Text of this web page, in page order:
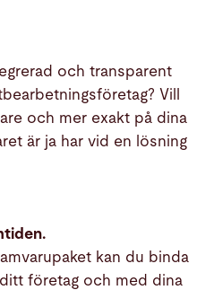
och transparent
Vill
och mer exakt på dina
är ja har vid en lösning
kan du binda
företag och med dina